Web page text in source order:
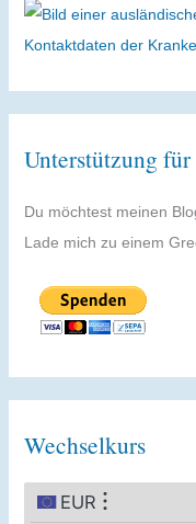
Unterstützung
Du möchtest meinen
Lade mich zu einem
Wechselkurs